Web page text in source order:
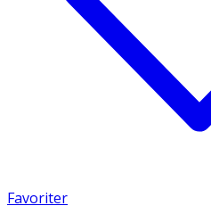
Favoriter